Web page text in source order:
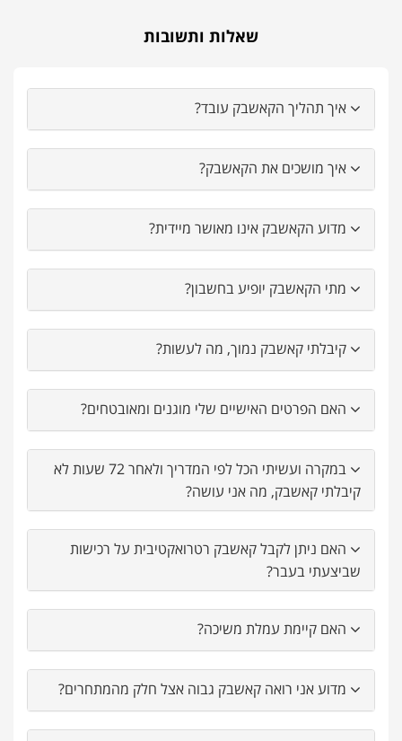
שאלות ותשובות
איך תהליך הקאשבק עובד?
איך מושכים את הקאשבק?
מדוע הקאשבק אינו מאושר מיידית?
מתי הקאשבק יופיע בחשבון?
קיבלתי קאשבק נמוך, מה לעשות?
האם הפרטים האישיים שלי מוגנים ומאובטחים?
במקרה ועשיתי הכל לפי המדריך ולאחר 72 שעות לא
קיבלתי קאשבק, מה אני עושה?
האם ניתן לקבל קאשבק רטרואקטיבית על רכישות
שביצעתי בעבר?
האם קיימת עמלת משיכה?
מדוע אני רואה קאשבק גבוה אצל חלק מהמתחרים?